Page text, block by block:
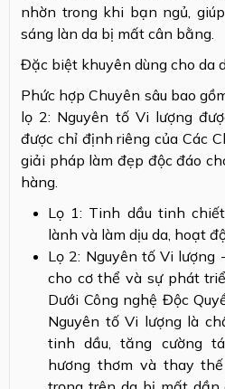
nhờn trong khi bạn ngủ,
sáng làn da bị mất cân bằng.
Đặc biệt khuyên dùng cho da
Phức hợp Chuyên sâu bao
lọ 2: Nguyên tố Vi lượng
được chỉ định riêng của Các
giải pháp làm đẹp độc đáo
hàng.
Lọ 1: Tinh dầu tinh
lành và làm dịu da, hoạt
Lọ 2: Nguyên tố Vi
cho cơ thể và sự phát
Dưới Công nghệ Độc
Nguyên tố Vi lượng là
tinh dầu, tăng cường
hương thơm và thay